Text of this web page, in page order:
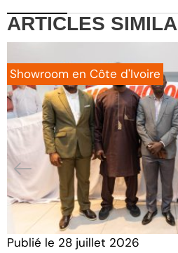
ARTICLES
Showroom en Côte d'Ivoire
Publié le 28 juillet 2026